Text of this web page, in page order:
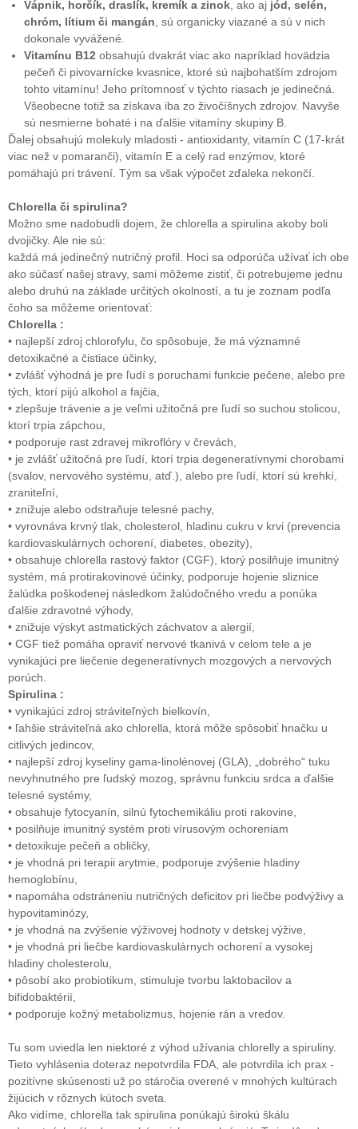
Vápnik, horčík, draslík, kremík a zinok , ako aj jód, selén,
chróm, lítium či mangán , sú organicky viazané a sú v nich
dokonale vyvážené.
Vitamínu B12 obsahujú dvakrát viac ako napríklad hovädzia
pečeň či pivovarnícke kvasnice, ktoré sú najbohatším zdrojom
tohto vitamínu! Jeho prítomnosť v týchto riasach je jedinečná.
Všeobecne totiž sa získava iba zo živočíšnych zdrojov. Navyše
sú nesmierne bohaté i na ďalšie vitamíny skupiny B.
Ďalej obsahujú molekuly mladosti - antioxidanty, vitamín C (17-krát
viac než v pomaranči), vitamín E a celý rad enzýmov, ktoré
pomáhajú pri trávení. Tým sa však výpočet zďaleka nekončí.
Chlorella či spirulina?
Možno sme nadobudli dojem, že chlorella a spirulina akoby boli
dvojičky. Ale nie sú:
každá má jedinečný nutričný profil. Hoci sa odporúča užívať ich obe
ako súčasť našej stravy, sami môžeme zistiť, či potrebujeme jednu
alebo druhú na základe určitých okolností, a tu je zoznam podľa
čoho sa môžeme orientovať:
Chlorella :
• najlepší zdroj chlorofylu, čo spôsobuje, že má významné
detoxikačné a čistiace účinky,
• zvlášť výhodná je pre ľudí s poruchami funkcie pečene, alebo pre
tých, ktorí pijú alkohol a fajčia,
• zlepšuje trávenie a je veľmi užitočná pre ľudí so suchou stolicou,
ktorí trpia zápchou,
• podporuje rast zdravej mikroflóry v črevách,
• je zvlášť užitočná pre ľudí, ktorí trpia degeneratívnymi chorobami
(svalov, nervového systému, atď.), alebo pre ľudí, ktorí sú krehkí,
zraniteľní,
• znižuje alebo odstraňuje telesné pachy,
• vyrovnáva krvný tlak, cholesterol, hladinu cukru v krvi (prevencia
kardiovaskulárnych ochorení, diabetes, obezity),
• obsahuje chlorella rastový faktor (CGF), ktorý posilňuje imunitný
systém, má protirakovinové účinky, podporuje hojenie sliznice
žalúdka poškodenej následkom žalúdočného vredu a ponúka
ďalšie zdravotné výhody,
• znižuje výskyt astmatických záchvatov a alergií,
• CGF tiež pomáha opraviť nervové tkanivá v celom tele a je
vynikajúci pre liečenie degeneratívnych mozgových a nervových
porúch.
Spirulina :
• vynikajúci zdroj stráviteľných bielkovín,
• ľahšie stráviteľná ako chlorella, ktorá môže spôsobiť hnačku u
citlivých jedincov,
• najlepší zdroj kyseliny gama-linolénovej (GLA), „dobrého“ tuku
nevyhnutného pre ľudský mozog, správnu funkciu srdca a ďalšie
telesné systémy,
• obsahuje fytocyanín, silnú fytochemikáliu proti rakovine,
• posilňuje imunitný systém proti vírusovým ochoreniam
• detoxikuje pečeň a obličky,
• je vhodná pri terapii arytmie, podporuje zvýšenie hladiny
hemoglobínu,
• napomáha odstráneniu nutričných deficitov pri liečbe podvýživy a
hypovitaminózy,
• je vhodná na zvýšenie výživovej hodnoty v detskej výžive,
• je vhodná pri liečbe kardiovaskulárnych ochorení a vysokej
hladiny cholesterolu,
• pôsobí ako probiotikum, stimuluje tvorbu laktobacilov a
bifidobaktérií,
• podporuje kožný metabolizmus, hojenie rán a vredov.
Tu som uviedla len niektoré z výhod užívania chlorelly a spiruliny.
Tieto vyhlásenia doteraz nepotvrdila FDA, ale potvrdila ich prax -
pozitívne skúsenosti už po stáročia overené v mnohých kultúrach
žijúcich v rôznych kútoch sveta.
Ako vidíme, chlorella tak spirulina ponúkajú širokú škálu